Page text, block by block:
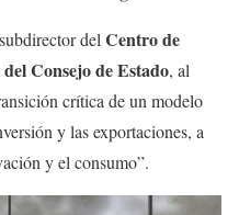
del Centro de
Consejo de Estado, al
crítica de un modelo
y las exportaciones, a
y el consumo”.